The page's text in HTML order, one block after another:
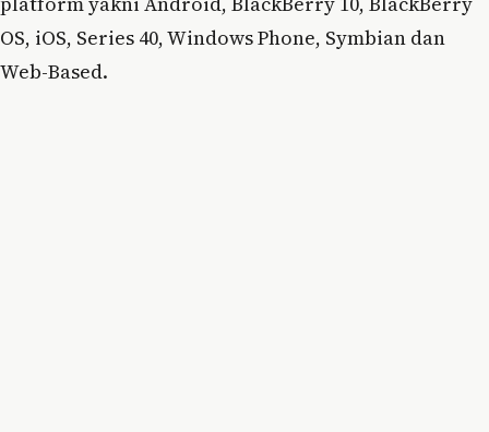
OS, iOS, Series 40, Windows Phone, Symbian dan
Web-Based.